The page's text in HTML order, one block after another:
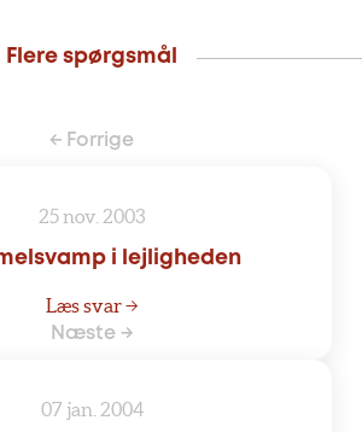
Flere spørgsmål
← Forrige
25 nov. 2003
i lejligheden
Læs svar →
Næste →
07 jan. 2004